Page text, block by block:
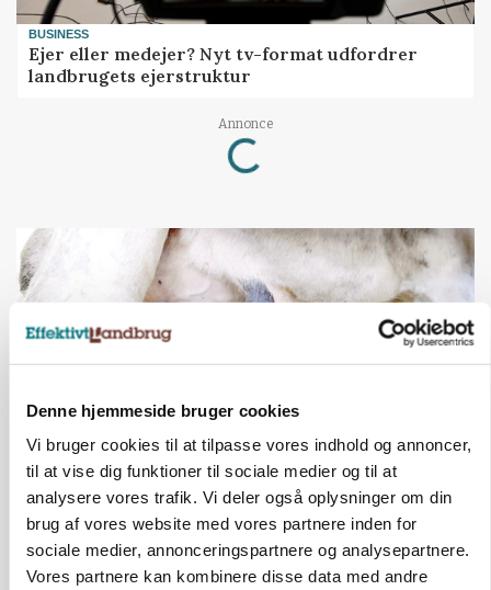
Denne hjemmeside bruger cookies
Vi bruger cookies til at tilpasse vores indhold og annoncer,
til at vise dig funktioner til sociale medier og til at
analysere vores trafik. Vi deler også oplysninger om din
brug af vores website med vores partnere inden for
sociale medier, annonceringspartnere og analysepartnere.
Vores partnere kan kombinere disse data med andre
BUSINESS
Ejer eller medejer? Nyt tv-format udfordrer
landbrugets ejerstruktur
Annonce
Loading...
MARKED
Russisk mælkepris dykker 23 procent
Annonce